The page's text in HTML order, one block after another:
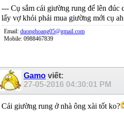
--- Cụ sắm cái giường rung để lên
lấy vợ khỏi phải mua giường mới cụ
Email: duonghoang05@gmail.com
Mobile: 0988467839
Gamo viết:
27-05-2016 04:30:01 PM
Cái giường rung ở nhà ông xài tốt ko?